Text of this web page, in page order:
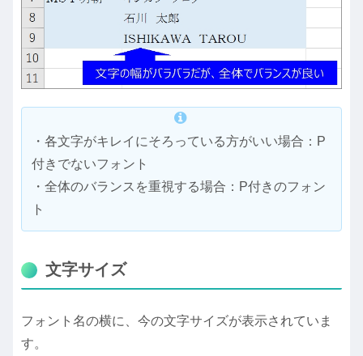
・各文字がキレイにそろっている方がいい場合：P
付きでないフォント
・全体のバランスを重視する場合：P付きのフォン
ト
文字サイズ
フォント名の横に、今の文字サイズが表示されていま
す。